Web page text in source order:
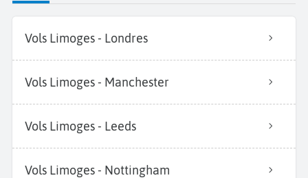
Vols Limoges - Londres
Vols Limoges - Manchester
Vols Limoges - Leeds
Vols Limoges - Nottingham